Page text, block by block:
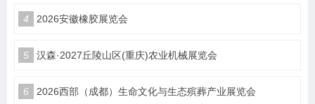
4 2026安徽橡胶展览会
5 汉森·2027丘陵山区(重庆)农业机械展览会
6 2026西部（成都）生命文化与生态殡葬产业展览会